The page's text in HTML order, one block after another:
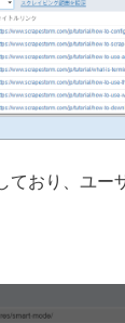
おり、ユー